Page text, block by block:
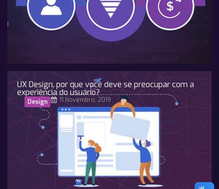
UX Design, por que você deve se preocupar com a
experiência do usuário?
Design 11 Novembro, 2019